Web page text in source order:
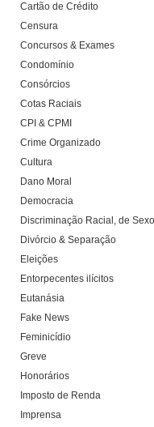
Cartão de Crédito
Censura
Concursos & Exames
Condomínio
Consórcios
Cotas Raciais
CPI & CPMI
Crime Organizado
Cultura
Dano Moral
Democracia
Discriminação Racial, de
Divórcio & Separação
Eleições
Entorpecentes ilícitos
Eutanásia
Fake News
Feminicídio
Greve
Honorários
Imposto de Renda
Imprensa